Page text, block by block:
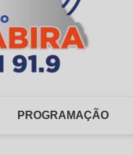
PROGRAMAÇÃO